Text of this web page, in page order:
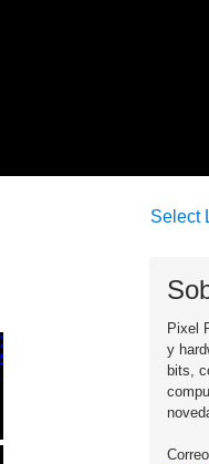
Select
Pixel
y
bits,